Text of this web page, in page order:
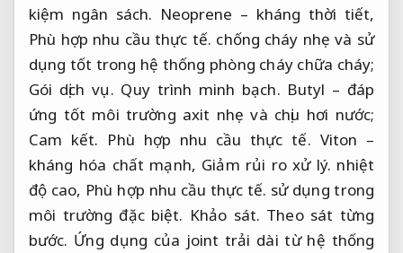
kiệm ngân sách. Neoprene – kháng thời tiết,
Phù hợp nhu cầu thực tế. chống cháy nhẹ và sử
dụng tốt trong hệ thống phòng cháy chữa cháy;
Gói dịch vụ. Quy trình minh bạch. Butyl – đáp
ứng tốt môi trường axit nhẹ và chịu hơi nước;
Cam kết. Phù hợp nhu cầu thực tế. Viton –
kháng hóa chất mạnh, Giảm rủi ro xử lý. nhiệt
độ cao, Phù hợp nhu cầu thực tế. sử dụng trong
môi trường đặc biệt. Khảo sát. Theo sát từng
bước. Ứng dụng của joint trải dài từ hệ thống